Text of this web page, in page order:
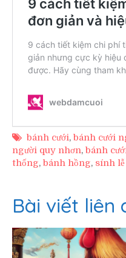
bánh cưới, bánh cưới
người quy nhơn, bánh
thống, bánh hồng, sính
Bài viết liên